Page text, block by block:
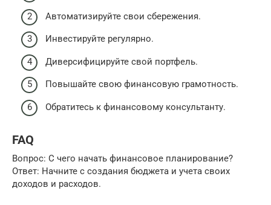
Автоматизируйте свои сбережения.
Инвестируйте регулярно.
Диверсифицируйте свой портфель.
Повышайте свою финансовую грамотность.
Обратитесь к финансовому консультанту.
FAQ
Вопрос: С чего начать финансовое планирование?
Ответ: Начните с создания бюджета и учета своих
доходов и расходов.